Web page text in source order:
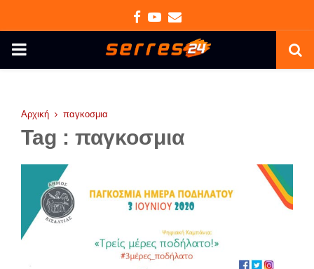
Facebook
Youtube
Email
PRIMARY
Αρχική παγκοσμια
Tag : παγκοσμια